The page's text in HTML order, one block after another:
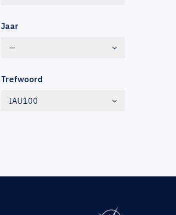
Jaar
—
Trefwoord
IAU100